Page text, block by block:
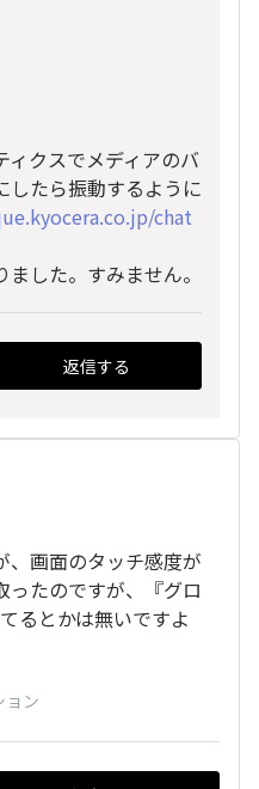
ィクスでメディアのバ
したら振動するように
chat
した。すみません。
返信する
、画面のタッチ感度が
ったのですが、『グロ
るとかは無いですよ
ョン